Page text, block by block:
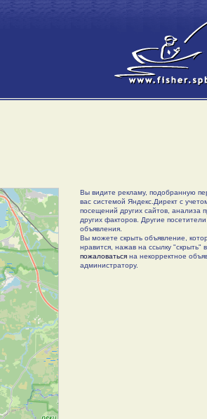
Вы видите рекламу, подобранную
вас системой Яндекс.Директ с
посещений других сайтов, анализа
других факторов. Другие
объявления.
Вы можете скрыть объявление,
нравится, нажав на ссылку "скрыть"
пожаловатьсяна некорректное
администратору.